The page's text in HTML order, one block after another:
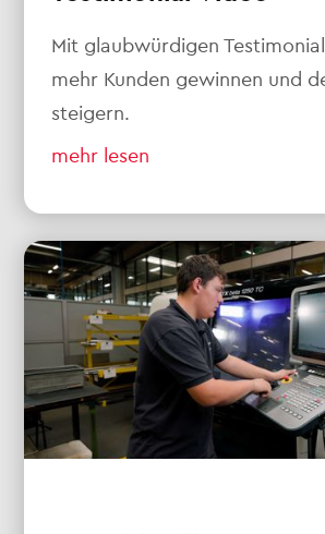
Mit glaubwürdigen
mehr Kunden gewinnen und
steigern.
mehr lesen